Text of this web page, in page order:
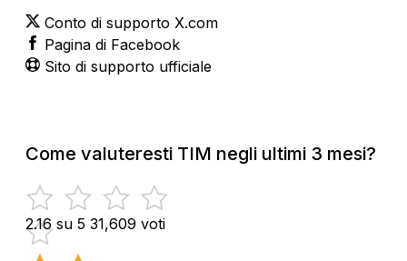
Conto di supporto X.com
Pagina di Facebook
Sito di supporto ufficiale
Come valuteresti TIM negli ultimi 3 mesi?
2.16 su 5 31,609 voti